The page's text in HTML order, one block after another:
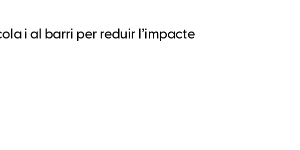
i al barri per reduir l’impacte